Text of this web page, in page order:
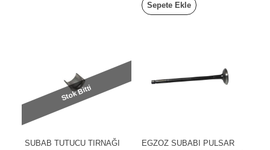
Sepete Ekle
Stok Bitti
SUBAB TUTUCU TIRNAĞI
EGZOZ SUBABI PULSAR